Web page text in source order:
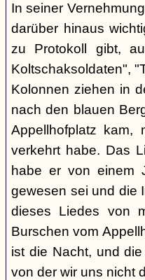
In seiner
darüber hinaus
zu Protokoll gibt,
Koltschaksoldaten",
Kolonnen ziehen in
nach den blauen
Appellhofplatz kam,
verkehrt habe. Das
habe er von einem
gewesen sei und die
dieses Liedes von
Burschen vom
ist die Nacht, und
von der wir uns nicht